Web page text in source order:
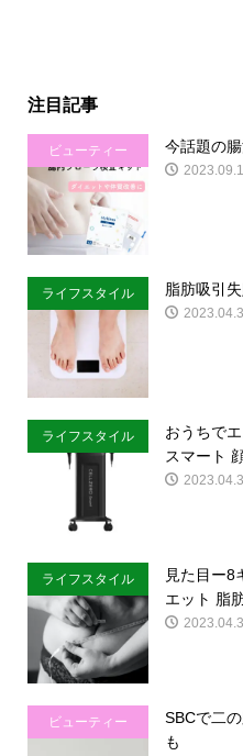
注目記事
ビューティー 今話題の
ライフスタイル 脂肪吸引
ライフスタイル
おうちで
スマート
ライフスタイル
見た目ー
エット 脂
ビューティー
SBCで二
も